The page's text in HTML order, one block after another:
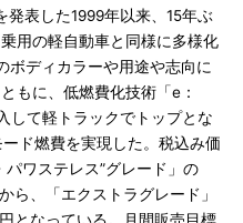
発表した1999年以来、15年ぶ
用の軽自動車と同様に多様化
ボディカラーや用途や志向に
もに、低燃費化技術「e：
して軽トラックでトップとな
ド燃費を実現した。税込み価
ワステレス”グレード」の
ら、「エクストラグレード」